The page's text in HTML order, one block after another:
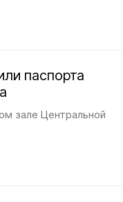
паспорта
зале Центральной